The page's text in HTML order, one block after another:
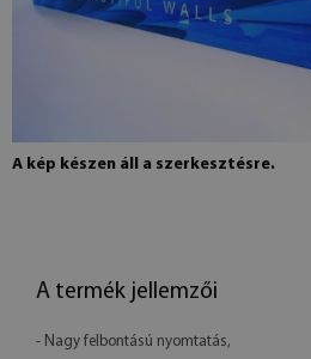
A kép készen áll a szerkesztésre.
A termék jellemzői
- Nagy felbontású nyomtatás,